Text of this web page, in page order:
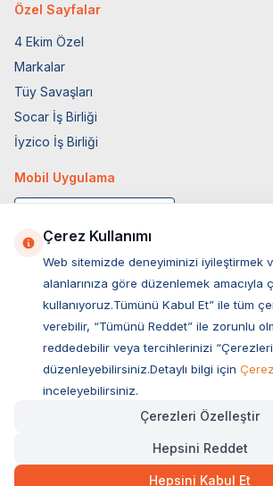
Özel Sayfalar
4 Ekim Özel
Markalar
Tüy Savaşları
Socar İş Birliği
İyzico İş Birliği
Mobil Uygulama
Müşteri Hizmetleri
Sıkça Sorulan
Ovacık Mah. Hacıoğlu Sok. No:13 Başiskele /
Çerez Kullanımı
Web sitemizde deneyiminizi iyileştirmek
alanlarınıza göre düzenlemek amacıyla
kullanıyoruz.Tümünü Kabul Et” ile tüm
verebilir, “Tümünü Reddet” ile zorunlu
reddedebilir veya tercihlerinizi
düzenleyebilirsiniz.Detaylı bilgi için
inceleyebilirsiniz.
Çerezleri Özelleştir
Hepsini Reddet
Hepsini Kabul Et